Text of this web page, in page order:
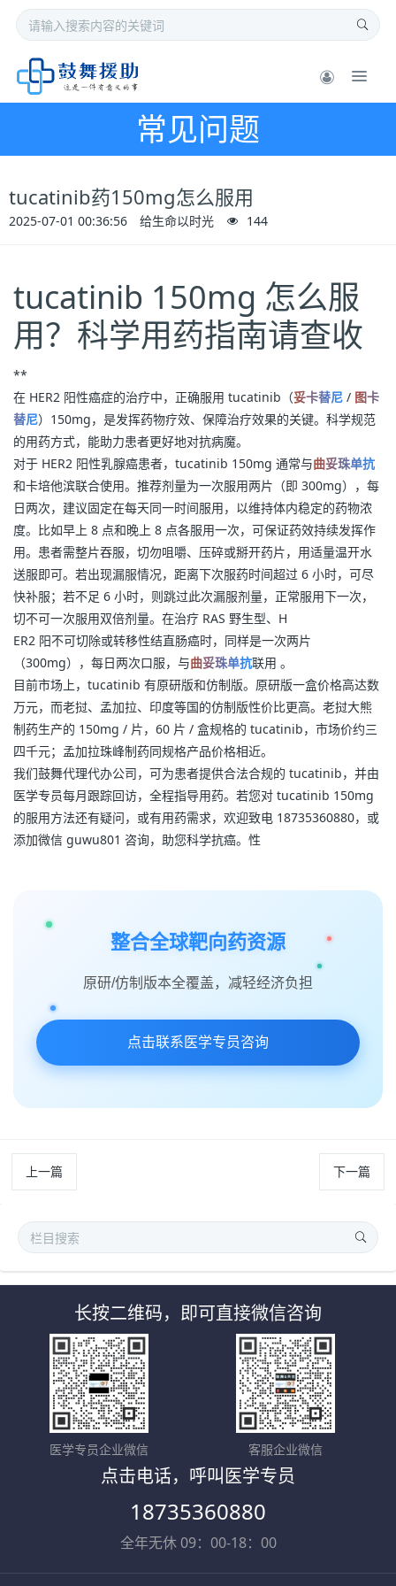
常见问题
tucatinib药150mg怎么服用
2025-07-01 00:36:56 给生命以时光 144
tucatinib 150mg 怎么服
用？科学用药指南请查收
**
在 HER2 阳性癌症的治疗中，正确服用 tucatinib（妥卡替尼 / 图卡
替尼）150mg，是发挥药物疗效、保障治疗效果的关键。科学规范
的用药方式，能助力患者更好地对抗病魔。
对于 HER2 阳性乳腺癌患者，tucatinib 150mg 通常与曲妥珠单抗
和卡培他滨联合使用。推荐剂量为一次服用两片（即 300mg），每
日两次，建议固定在每天同一时间服用，以维持体内稳定的药物浓
度。比如早上 8 点和晚上 8 点各服用一次，可保证药效持续发挥作
用。患者需整片吞服，切勿咀嚼、压碎或掰开药片，用适量温开水
送服即可。若出现漏服情况，距离下次服药时间超过 6 小时，可尽
快补服；若不足 6 小时，则跳过此次漏服剂量，正常服用下一次，
切不可一次服用双倍剂量。在治疗 RAS 野生型、H
ER2 阳不可切除或转移性结直肠癌时，同样是一次两片
（300mg），每日两次口服，与曲妥珠单抗联用 。
目前市场上，tucatinib 有原研版和仿制版。原研版一盒价格高达数
万元，而老挝、孟加拉、印度等国的仿制版性价比更高。老挝大熊
制药生产的 150mg / 片，60 片 / 盒规格的 tucatinib，市场价约三
四千元；孟加拉珠峰制药同规格产品价格相近。
我们鼓舞代理代办公司，可为患者提供合法合规的 tucatinib，并由
医学专员每月跟踪回访，全程指导用药。若您对 tucatinib 150mg
的服用方法还有疑问，或有用药需求，欢迎致电 18735360880，或
添加微信 guwu801 咨询，助您科学抗癌。性
整合全球靶向药资源
原研/仿制版本全覆盖，减轻经济负担
点击联系医学专员咨询
上一篇 下一篇
长按二维码，即可直接微信咨询
医学专员企业微信 客服企业微信
点击电话，呼叫医学专员
18735360880
全年无休 09：00-18：00